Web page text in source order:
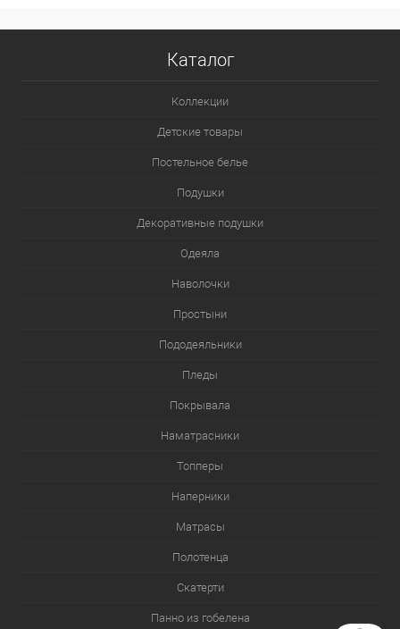
Каталог
Коллекции
Детские товары
Постельное белье
Подушки
Декоративные подушки
Одеяла
Наволочки
Простыни
Пододеяльники
Пледы
Покрывала
Наматрасники
Топперы
Наперники
Матрасы
Полотенца
Скатерти
Панно из гобелена